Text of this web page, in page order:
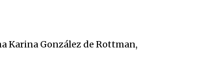
Karina González de Rottman,